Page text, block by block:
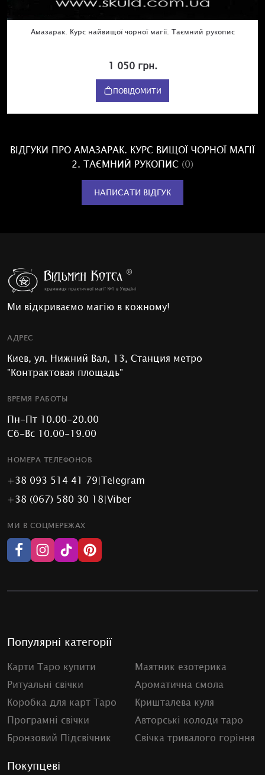
Амазарак. Курс найвищої чорної магії. Таємний рукопис
1 050 грн.
ПОВІДОМИТИ
ВІДГУКИ ПРО АМАЗАРАК. КУРС ВИЩОЇ ЧОРНОЇ МАГІЇ
2. ТАЄМНИЙ РУКОПИС (0)
НАПИСАТИ ВІДГУК
Ми відкриваємо магію в кожному!
АДРЕС
Киев, ул. Нижний Вал, 13, Станция метро
"Контрактовая площадь"
ВРЕМЯ РАБОТЫ
Пн-Пт 10.00-20.00
Сб-Вс 10.00-19.00
НОМЕРА ТЕЛЕФОНОВ
+38 093 514 41 79|Telegram
+38 (067) 580 30 18|Viber
МИ В СОЦМЕРЕЖАХ
Популярні категорії
Карти Таро купити
Маятник езотерика
Ритуальні свічки
Ароматична смола
Коробка для карт Таро
Кришталева куля
Програмні свічки
Авторські колоди таро
Бронзовий Підсвічник
Свічка тривалого горіння
Покупцеві